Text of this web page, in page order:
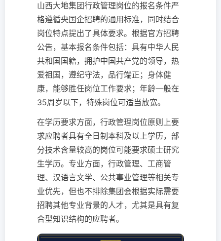
山西大地集团行政管理岗位的报名条件严
格遵循央国企招聘的通用标准，同时结合
岗位特点提出了具体要求。根据官方招聘
公告，基本报名条件包括：具有中华人民
共和国国籍，拥护中国共产党的领导，热
爱祖国，遵纪守法，品行端正；身体健
康，能够胜任岗位工作要求；年龄一般在
35周岁以下，特殊岗位可适当放宽。
在学历要求方面，行政管理岗位原则上要
求应聘者具有全日制本科及以上学历，部
分技术含量较高的岗位可能要求硕士研究
生学历。专业方面，行政管理、工商管
理、汉语言文学、公共事业管理等相关专
业优先，但也不排除集团会根据实际需要
招聘其他专业背景的人才，尤其是具有复
合型知识结构的应聘者。